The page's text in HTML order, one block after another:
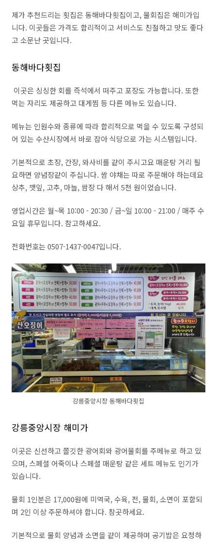
제가 추천드리는 횟집은 동해바다횟집이고,물회집은 해미가입
니다. 이곳들은 가격도 합리적이고 서비스도 친절하고 맛도 좋다
고 소문난 곳입니다.
동해바다횟집
이곳은 싱싱한 회를 즉석에서 떠주고 포장도 가능합니다. 또한
먹는 자리도 제공하고 대게찜 등 다른 메뉴도 있습니다.
메뉴는 인원수와 종류에 따라 합리적으로 먹을 수 있도록 구성되
어 있는 수산시장에서 바로 잡아 식당으로 가는 시스템입니다.
기본적으로 초장, 간장,와사비를 같이 주시고요 매운탕 거리 필
요하면 양념장같이 주십니다. 쌈 야채는 따로 주문해야 하는데요
상추, 깻잎, 고추, 마늘, 쌈장 다 해서 5천 원이었습니다.
영업시간은 월~목 10:00 - 20:30 /금~일 10:00 - 21:00 / 매주 수
요일 휴무입니다. 참고하세요.
전화번호는 0507-1437-0047입니다.
강릉중앙시장 동해바다횟집
강릉중앙시장 해미가
이곳은 신선하고 쫄깃한 광어회와 광어물회를 주메뉴로 하고 있
으며, 스페셜 어죽이나 스페셜 매운탕 같은 세트 메뉴도 인기가
있습니다.
물회 1인분은 17,000원에 미역국, 수육, 전, 물회, 소면이 포함되
며 2인 이상 주문하셔야 합니다. 참곳하세요.
기본적으로 물회 양념과 소면을 같이 제공하며 공기밥은 요청하